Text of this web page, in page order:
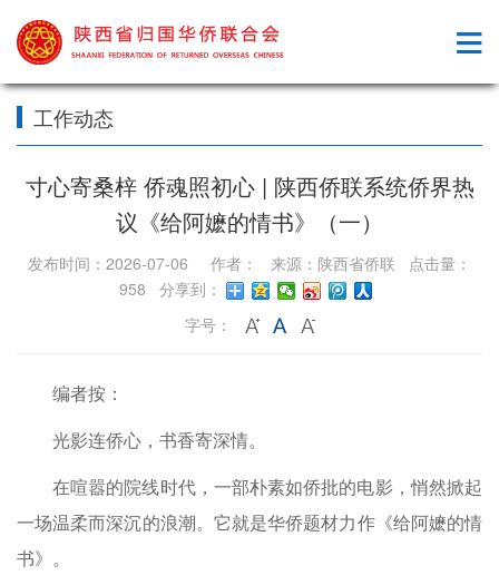
工作动态
寸心寄桑梓 侨魂照初心 | 陕西侨联系统侨界热
议《给阿嬷的情书》（一）
发布时间：2026-07-06 作者： 来源：陕西省侨联 点击量：
958 分享到：
字号：
编者按：
光影连侨心，书香寄深情。
在喧嚣的院线时代，一部朴素如侨批的电影，悄然掀起
一场温柔而深沉的浪潮。它就是华侨题材力作《给阿嬷的情
书》。